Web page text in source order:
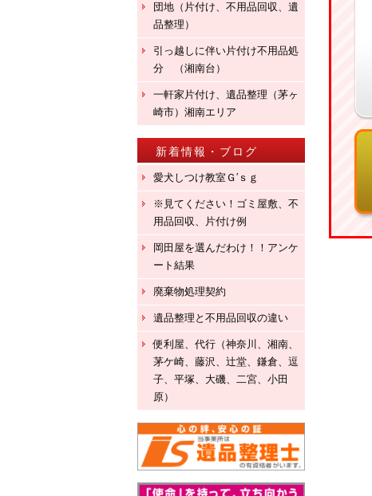
団地（片付け、不用品回収、遺
品整理）
引っ越しに伴い片付け不用品処
分 （湘南台）
一軒家片付け、遺品整理（茅ヶ
崎市）湘南エリア
新着情報・ブログ
愛犬しつけ教室Ｇ′ｓｇ
※見てください！ゴミ屋敷、不
用品回収、片付け例
岡田屋を選んだわけ！！アンケ
ート結果
廃棄物処理契約
遺品整理と不用品回収の違い
便利屋、代行（神奈川、湘南、
茅ケ崎、藤沢、辻堂、鎌倉、逗
子、平塚、大磯、二宮、小田
原）